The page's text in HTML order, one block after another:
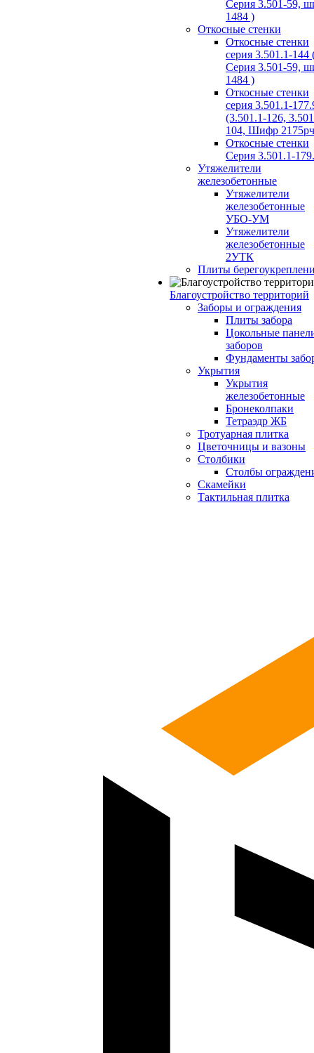
Серия 3.501-59,
1484 )
Откосные стенки
Откосные стенки
серия 3.501.1-144
Серия 3.501-59,
1484 )
Откосные стенки
серия 3.501.1-
(3.501.1-126,
104, Шифр
Откосные стенки
Серия 3.501.1-
Утяжелители
железобетонные
Утяжелители
железобетонные
УБО-УМ
Утяжелители
железобетонные
2УТК
Плиты
Благоустройство территорий
Заборы и ограждения
Плиты забора
Цокольные
заборов
Фундаменты
Укрытия
Укрытия
железобетонные
Бронеколпаки
Тетраэдр ЖБ
Тротуарная плитка
Цветочницы и вазоны
Столбики
Столбы
Скамейки
Тактильная плитка